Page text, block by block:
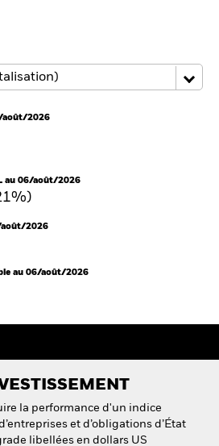
août/2026
au 06/août/2026
août/2026
au 06/août/2026
la performance d'un indice
et d’obligations d’État
libellées en dollars US